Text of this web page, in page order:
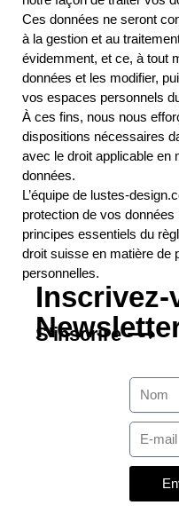
Ces données ne seront
à la gestion et au
évidemment, et ce, à tout
données et les modifier,
vos espaces personnels
À ces fins, nous nous
dispositions nécessaires
avec le droit applicable en
données.
L’équipe de lustes-
protection de vos
principes essentiels du
droit suisse en matière de
personnelles.
S'inscrire ⟶